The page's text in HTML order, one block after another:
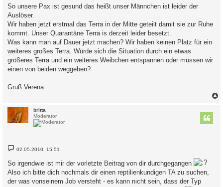
t
r
g
So unsere Pax ist gesund das heißt unser Männchen ist leider der
Auslöser.
Wir haben jetzt erstmal das Terra in der Mitte geteilt damit sie zur Ruhe
kommt. Unser Quarantäne Terra is derzeit leider besetzt.
Was kann man auf Dauer jetzt machen? Wir haben keinen Platz für ein
weiteres großes Terra. Würde sich die Situation durch ein etwas
größeres Terra und ein weiteres Weibchen entspannen oder müssen wir
einen von beiden weggeben?
Gruß Verena
britta
Moderator
B
e
t
r
g
02.05.2010, 15:51
So irgendwie ist mir der vorletzte Beitrag von dir durchgegangen
Also ich bitte dich nochmals dir einen reptilienkundigen TA zu suchen,
der was vonseinem Job versteht - es kann nicht sein, dass der Typ